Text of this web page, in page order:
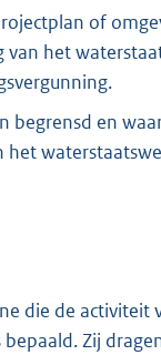
of
het
begrensd en
die de activiteit
Zij